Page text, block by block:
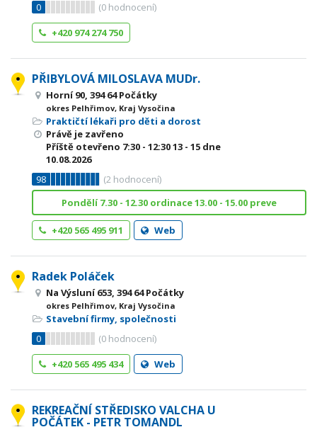
0
(0 hodnocení)
+420 974 274 750
PŘIBYLOVÁ MILOSLAVA MUDr.
Horní 90, 394 64 Počátky
okres Pelhřimov, Kraj Vysočina
Praktičtí lékaři pro děti a dorost
Právě je zavřeno
Příště otevřeno 7:30 - 12:3013 - 15 dne
10.08.2026
98
(2 hodnocení)
Pondělí 7.30 - 12.30 ordinace 13.00 - 15.00 preve
+420 565 495 911 Web
Radek Poláček
Na Výsluní 653, 394 64 Počátky
okres Pelhřimov, Kraj Vysočina
Stavební firmy, společnosti
0
(0 hodnocení)
+420 565 495 434
Web
REKREAČNÍ STŘEDISKO VALCHA U
POČÁTEK - PETR TOMANDL